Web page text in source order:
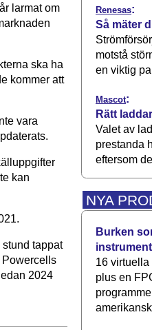
larmat om
ska ha
kommer att
vara
kan
tappat
Powercells
2024
Renesas:
Så mäter
motstå
en viktig
Mascot:
Rätt
Valet av
prestanda
eftersom
NYA
Burken
instrument
16 virtuella
plus en